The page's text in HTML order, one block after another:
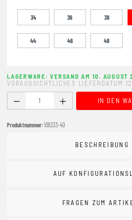
34 36 38
44 46 48
LAGERWARE: VERSAND AM 10. AUGUST
VORAUSSICHTLICHES LIEFERDATUM
Produkt Anzahl: Gib denIN DEN
Produktnummer:109333-40
BESCHREIBUNG
AUF
FRAGEN ZUM